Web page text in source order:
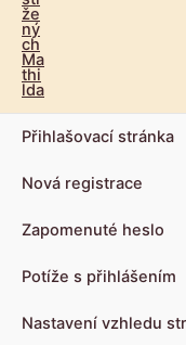
Přihlašovací stránka
Nová registrace
Zapomenuté heslo
Potíže s přihlášením
Nastavení vzhledu